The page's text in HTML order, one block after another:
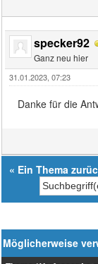
specker92
Ganz neu hier
31.01.2023, 07:23
Danke für die
« Ein Thema
Möglicherweise